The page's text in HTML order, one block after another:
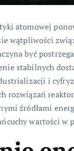
atomowej
wątpliwości
być
stabilnych
i
rozwiązań
źródłami
wartości w